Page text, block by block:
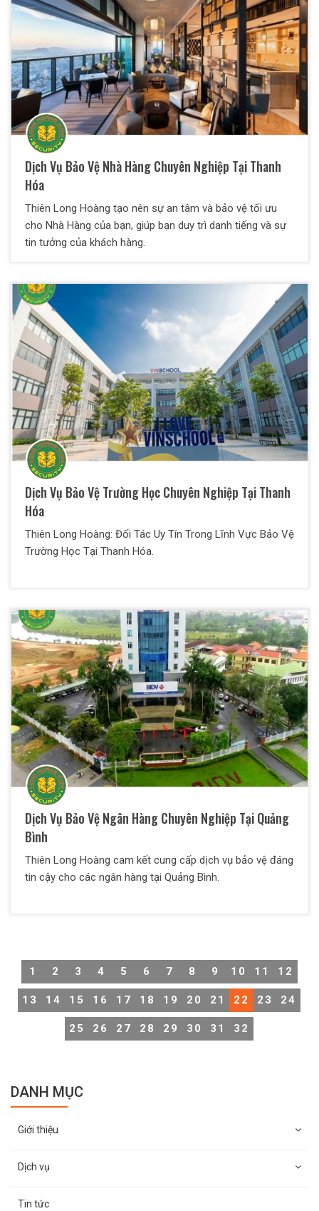
Dịch Vụ Bảo Vệ Nhà Hàng Chuyên Nghiệp Tại Thanh
Hóa
Thiên Long Hoàng tạo nên sự an tâm và bảo vệ tối ưu
cho Nhà Hàng của bạn, giúp bạn duy trì danh tiếng và sự
tin tưởng của khách hàng.
Dịch Vụ Bảo Vệ Trường Học Chuyên Nghiệp Tại Thanh
Hóa
Thiên Long Hoàng: Đối Tác Uy Tín Trong Lĩnh Vực Bảo Vệ
Trường Học Tại Thanh Hóa.
Dịch Vụ Bảo Vệ Ngân Hàng Chuyên Nghiệp Tại Quảng
Bình
Thiên Long Hoàng cam kết cung cấp dịch vụ bảo vệ đáng
tin cậy cho các ngân hàng tại Quảng Bình.
1 2 3 4 5 6 7 8 9 10 11 12
13 14 15 16 17 18 19 20 21 22 23 24
25 26 27 28 29 30 31 32
DANH MỤC
Giới thiệu
Dịch vụ
Tin tức